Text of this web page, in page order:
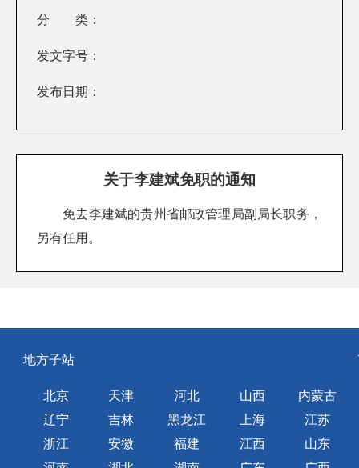
分 类：
发文字号：
发布日期：
关于李建斌免职的通知
免去李建斌的贵州省邮政管理局副局长职务，
另有任用。
地方子站
北京 天津 河北 山西
内蒙古
辽宁
吉林 黑龙江 上海
江苏
浙江
安徽 福建 江西
山东